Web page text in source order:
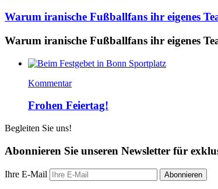
Warum iranische Fußballfans ihr eigenes
Warum iranische Fußballfans ihr eigenes
Kommentar
Frohen Feiertag!
Begleiten Sie uns!
Abonnieren Sie unseren Newsletter für
Ihre E-Mail Abonnieren